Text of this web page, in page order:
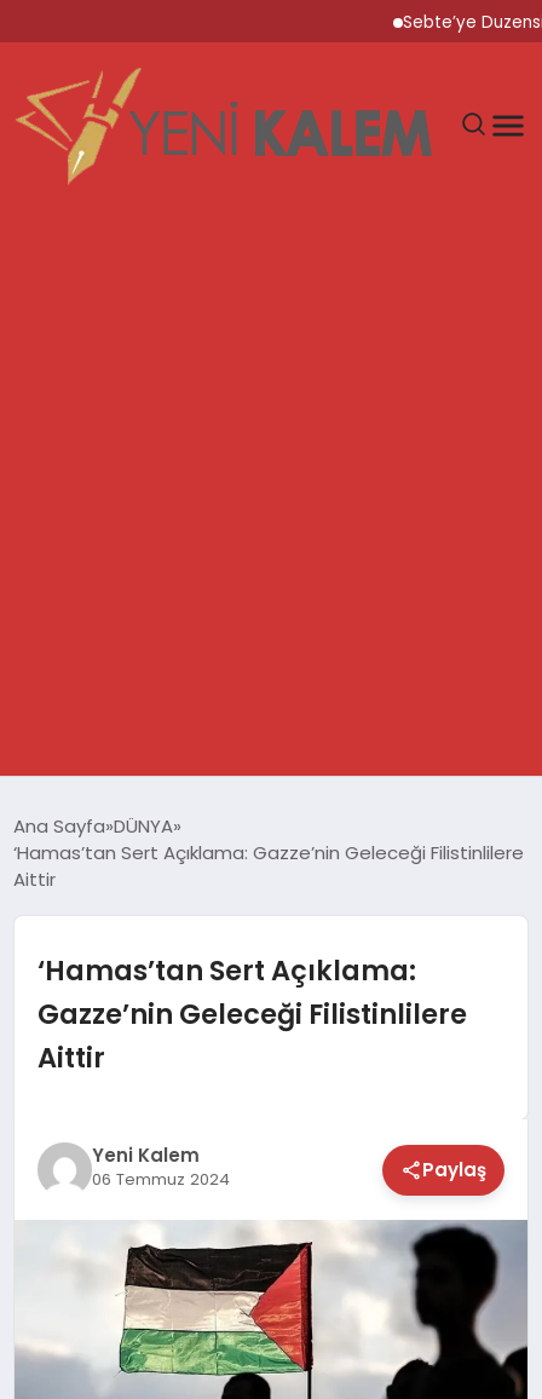
Sebte’ye Duzensiz
SPOR
YAŞAM
SAĞLIK
Ana Sayfa DÜNYA
‘Hamas’tan Sert Açıklama: Gazze’nin Geleceği Filistinlilere
Aittir
‘Hamas’tan Sert Açıklama:
Gazze’nin Geleceği Filistinlilere
Aittir
Yeni Kalem
06 Temmuz 2024 Paylaş